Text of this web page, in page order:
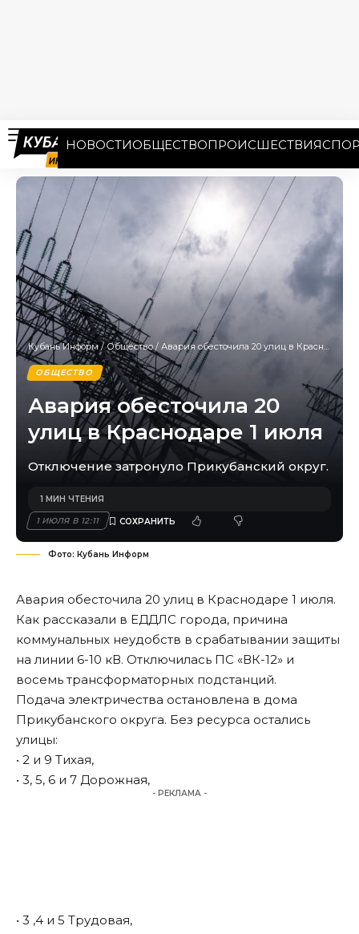
НОВОСТИОБЩЕСТВОПРОИСШЕСТВИЯ
Кубань Информ /Общество/ Авария обесточила 20 улиц в Краснодаре 1 июля
ОБЩЕСТВО
Авария обесточила 20
улиц в Краснодаре 1 июля
Отключение затронуло Прикубанский округ.
1 ИЮЛЯ В 12:11
1 МИН ЧТЕНИЯ
Фото: Кубань Информ
Авария обесточила 20 улиц в Краснодаре 1 июля.
Как рассказали в ЕДДЛС города, причина
коммунальных неудобств в срабатывании защиты
на линии 6-10 кВ. Отключилась ПС «ВК-12» и
восемь трансформаторных подстанций.
Подача электричества остановлена в дома
Прикубанского округа. Без ресурса остались
улицы:
• 2 и 9 Тихая,
• 3, 5, 6 и 7 Дорожная,
- РЕКЛАМА -
• 3 ,4 и 5 Трудовая,